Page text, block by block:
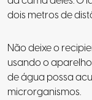
dois metros de
Não deixe o
usando o
de água possa
microrganismos.